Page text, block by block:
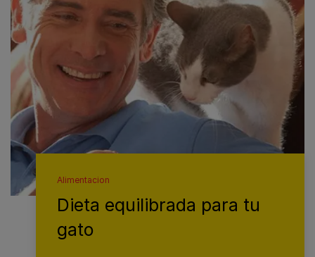
Alimentacion
Dieta equilibrada para tu
gato